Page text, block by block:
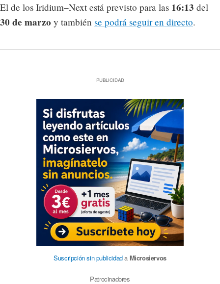
El de los Iridium–Next está previsto para las 16:13 del
30 de marzo y también se podrá seguir en directo.
PUBLICIDAD
Suscripción sin publicidada Microsiervos
Patrocinadores